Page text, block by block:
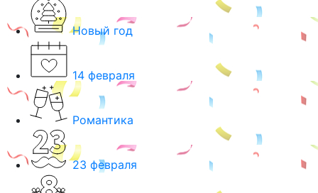
Новый год
14 февраля
Романтика
23 февраля